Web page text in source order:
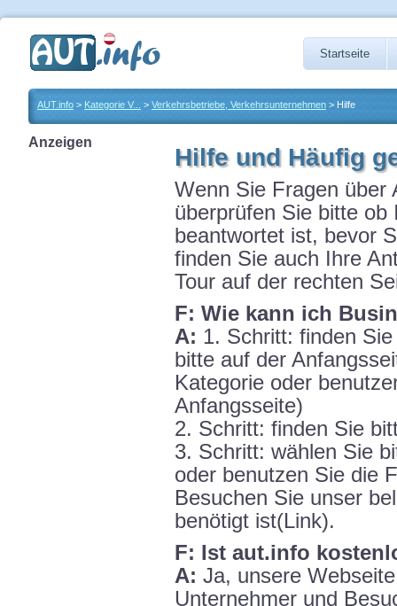
Startseite
AUT.info > Kategorie V... > Verkehrsbetriebe, Verkehrsunternehmen > Hilfe
Anzeigen
Hilfe und Häufig
Wenn Sie Fragen über
überprüfen Sie bitte
beantwortet ist, bevor
finden Sie auch Ihre
Tour auf der rechten
F: Wie kann ich
A: 1. Schritt: finden
bitte auf der
Kategorie oder
Anfangsseite)
2. Schritt: finden Sie
3. Schritt: wählen Sie
oder benutzen Sie die
Besuchen Sie unser
benötigt ist(Link).
F: Ist aut.info
A: Ja, unsere
Unternehmer und